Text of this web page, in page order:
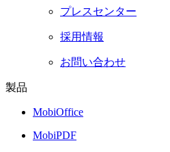
プレスセンター
採用情報
お問い合わせ
製品
MobiOffice
MobiPDF